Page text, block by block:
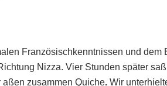
Französischkenntnissen und dem
Nizza. Vier Stunden später
zusammen Quiche. Wir